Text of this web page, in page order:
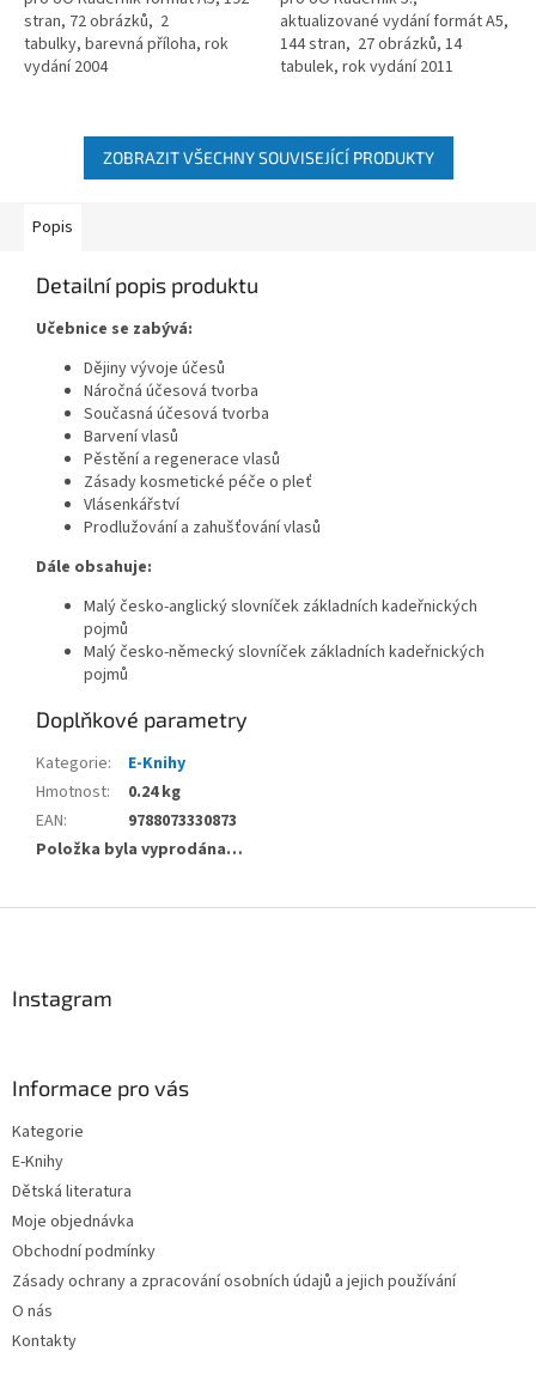
stran, 72 obrázků, 2
tabulky, barevná příloha, rok
vydání 2004
aktualizované vydání formát A5,
144 stran, 27 obrázků, 14
tabulek, rok vydání 2011
ZOBRAZIT VŠECHNY SOUVISEJÍCÍ PRODUKTY
Popis
Detailní popis produktu
Učebnice se zabývá:
Dějiny vývoje účesů
Náročná účesová tvorba
Současná účesová tvorba
Barvení vlasů
Pěstění a regenerace vlasů
Zásady kosmetické péče o pleť
Vlásenkářství
Prodlužování a zahušťování vlasů
Dále obsahuje:
Malý česko-anglický slovníček základních kadeřnických
pojmů
Malý česko-německý slovníček základních kadeřnických
pojmů
Doplňkové parametry
Kategorie:
E-Knihy
Hmotnost:
0.24 kg
EAN:
9788073330873
Položka byla vyprodána…
Instagram
Informace pro vás
Kategorie
E-Knihy
Dětská literatura
Moje objednávka
Obchodní podmínky
Zásady ochrany a zpracování osobních údajů a jejich používání
O nás
Kontakty